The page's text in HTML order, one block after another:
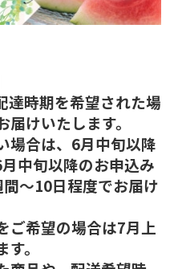
時期を希望された場
けいたします。
場合は、6月中旬以降
中旬以降のお申込み
～10日程度でお届け
ご希望の場合は7月上
。